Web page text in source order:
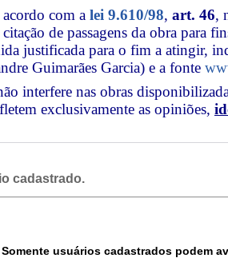
com a lei 9.610/98, art. 46,
de passagens da obra para
justificada para o fim a atingir,
Guimarães Garcia) e a fonte
interfere nas obras
exclusivamente as opiniões,
cadastrado.
Somente usuários cadastrados podem